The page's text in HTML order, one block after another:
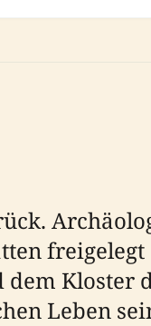
freigelegt
dem Kloster
Leben